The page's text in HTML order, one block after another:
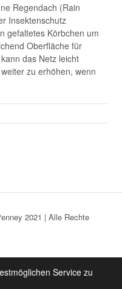
Regendach (Rain
Insektenschutz
gefaltetes Körbchen um
Oberfläche für
das Netz leicht
zu erhöhen, wenn
2021 | Alle Rechte
|Über The Theory Works
Service zu